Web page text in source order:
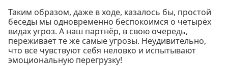
Таким образом, даже в ходе, казалось бы, простой
беседы мы одновременно беспокоимся о четырёх
видах угроз. А наш партнёр, в свою очередь,
переживает те же самые угрозы. Неудивительно,
что все чувствуют себя неловко и испытывают
эмоциональную перегрузку!